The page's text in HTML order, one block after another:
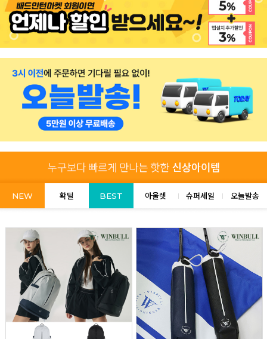
NEW 확딜 BEST 아울렛 슈퍼세일 오늘발송